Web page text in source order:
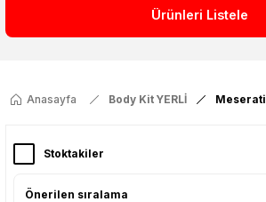
Ürünleri Listele
Anasayfa Body Kit YERLİ Meserati
Stoktakiler